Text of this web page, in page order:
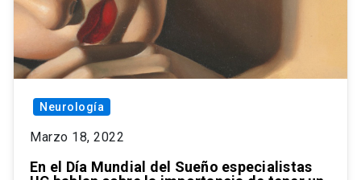
Neurología
Marzo 18, 2022
En el Día Mundial del Sueño especialistas